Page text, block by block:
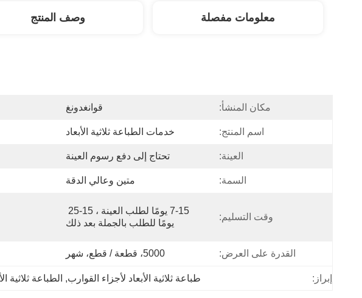
معلومات مفصلة وصف المنتج
مكان المنشأ: قوانغدونغ
اسم المنتج: خدمات الطباعة ثلاثية الأبعاد
العينة: تحتاج إلى دفع رسوم العينة
السمة: متين وعالي الدقة
وقت التسليم:
يومًا للطلب بالجملة بعد ذلك
القدرة على العرض: 5000، قطعة / قطع، شهر
إبراز: طباعة ثلاثية الأبعاد لأجزاء القوارب, الطباعة ثلاثية